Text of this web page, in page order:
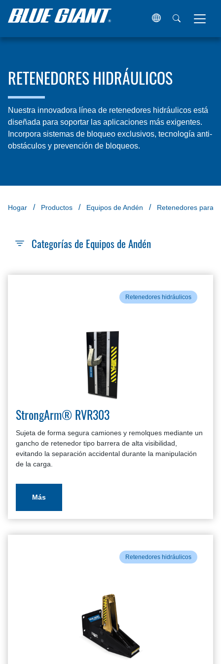
RETENEDORES HIDRÁULICOS
Nuestra innovadora línea de retenedores hidráulicos está
diseñada para soportar las aplicaciones más exigentes.
Incorpora sistemas de bloqueo exclusivos, tecnología anti-
obstáculos y prevención de bloqueos.
Hogar Productos Equipos de Andén Retenedores para
Categorías de Equipos de Andén
Retenedores hidráulicos
StrongArm® RVR303
Sujeta de forma segura camiones y remolques mediante un
gancho de retenedor tipo barrera de alta visibilidad,
evitando la separación accidental durante la manipulación
de la carga.
Más
Retenedores hidráulicos